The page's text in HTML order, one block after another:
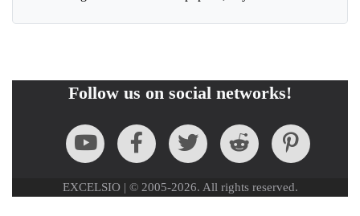
Follow us on social networks!
EXCELSIO | © 2005-2026. All rights reserved.